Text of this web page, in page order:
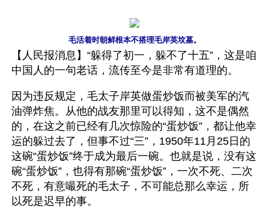
毛活着时朝鲜根本不搭理毛岸英坟墓。
【人民报消息】“躲得了初一，躲不了十五”，这是咱
中国人的一句老话，流传至今是非常有道理的。
因为违反规定，毛太子岸英做蛋炒饭而被美军的汽
油弹炸焦。从他的战友那里可以得知，这不是偶然
的，在这之前已经有几次惊险的“蛋炒饭”，都让他幸
运的躲过去了，但事不过“三”，1950年11月25日的
这碗“蛋炒饭”终于成为最后一碗。也就是说，没有这
碗“蛋炒饭”，也得有那碗“蛋炒饭”，一次不死、二次
不死，有意嘬死的毛太子，不可能总那么幸运，所
以死是迟早的事。